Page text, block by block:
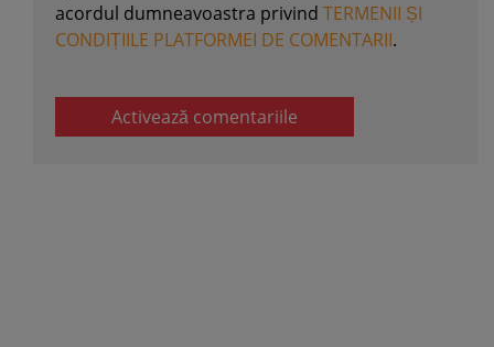
acordul dumneavoastra privind TERMENII ȘI
CONDIȚIILE PLATFORMEI DE COMENTARII.
Activează comentariile